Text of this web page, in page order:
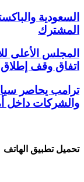
السعودية
المشترك
المجلس الأعلى
اتفاق وقف
ترامب يحاصر
والشركات داخل
تحميل تطبيق الهاتف